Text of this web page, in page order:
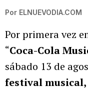
Por ELNUEVODIA.COM
Por primera vez
“Coca-Cola
sábado 13 de
festival